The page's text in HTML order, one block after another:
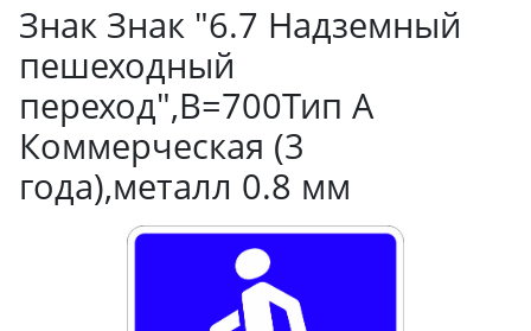
Знак Знaк "6.7 Haдзeмный
пeшexoдный
пepexoд",B=700Тип А
Коммерческая (3
года),металл 0.8 мм